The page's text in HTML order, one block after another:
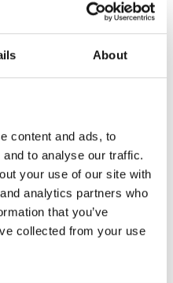
About
content and ads, to
to analyse our traffic.
your use of our site with
analytics partners who
that you’ve
collected from your use
Logistikdienstleister
eine komplette
werden
Lager gesendet und
importiert. Zu jeder
importiert
Ihr Bestand im
Bestand